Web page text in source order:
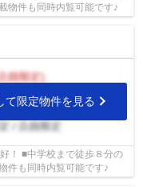
物件も同時内覧可能です♪
て限定物件を見る
！ ■中学校まで徒歩８分の
件も同時内覧可能です♪